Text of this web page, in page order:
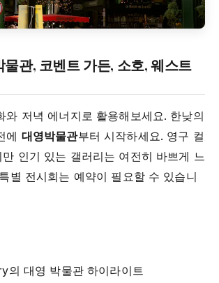
물관, 코벤트 가든, 소호, 웨스트
와 저녁 에너지로 활용해보세요. 한낮의
에 대영박물관부터 시작하세요. 영구 컬
인기 있는 갤러리는 여전히 바쁘게 느
별 전시회는 예약이 필요할 수 있습니
의 대영 박물관 하이라이트